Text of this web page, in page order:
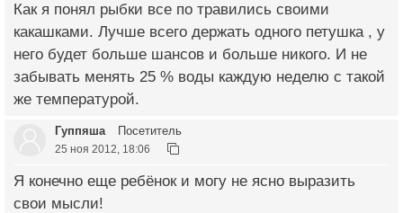
Как я понял рыбки все по травились своими
какашками. Лучше всего держать одного петушка , у
него будет больше шансов и больше никого. И не
забывать менять 25 % воды каждую неделю с такой
же температурой.
Гуппяша Посетитель
25 ноя 2012, 18:06
Я конечно еще ребёнок и могу не ясно выразить
свои мысли!